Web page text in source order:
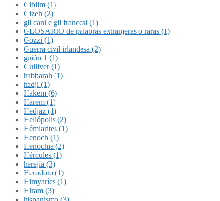
Giblim (1)
Gizeh (2)
gli cani e gli francesi (1)
GLOSARIO de palabras extranjeras o raras (1)
Gozzi (1)
Guerra civil irlandesa (2)
guión 1 (1)
Gulliver (1)
habbarah (1)
hadji (1)
Hakem (6)
Harem (1)
Hedjaz (1)
Heliópolis (2)
Hémiarites (1)
Henoch (1)
Henochia (2)
Hércules (1)
herejía (3)
Herodoto (1)
Himyaríes (1)
Hiram (3)
hispanismo (3)